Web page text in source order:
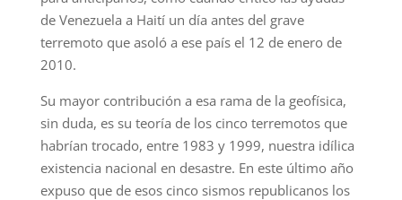
de Venezuela a Haití un día antes del grave
terremoto que asoló a ese país el 12 de enero de
2010.
Su mayor contribución a esa rama de la geofísica,
sin duda, es su teoría de los cinco terremotos que
habrían trocado, entre 1983 y 1999, nuestra idílica
existencia nacional en desastre. En este último año
expuso que de esos cinco sismos republicanos los